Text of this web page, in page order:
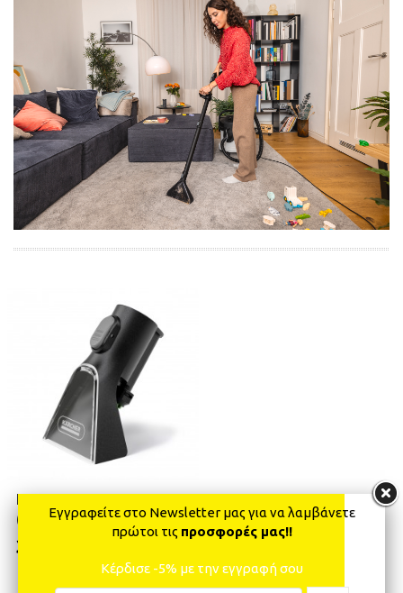
ΕΡΓΑΛΕΙΟ ΧΕΙΡΟΣ SE
(NEW)
30,00 €
Εγγραφείτε στο Newsletter μας για να λαμβάνετε
πρώτοι τις προσφορές μας!!
Κέρδισε -5% με την εγγραφή σου